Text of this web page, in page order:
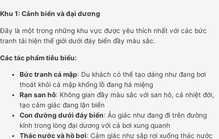
Khu 1: Cảnh biển và đại dương
Đây là một trong những khu vực được yêu thích nhất với các bức
tranh tái hiện thế giới dưới đáy biển đầy màu sắc.
Các tác phẩm tiêu biểu:
Bức tranh cá mập: Du khách có thể tạo dáng như đang bơi
thoát khỏi cá mập khổng lồ đang há miệng
Rạn san hô: Không gian đầy màu sắc với san hô, cá nhiệt đới,
tạo cảm giác đang lặn biển
Con đường dưới đáy biển: Ảo giác như đang đi trên đường
kính trong lòng đại dương với cá bơi xung quanh
Thác nước và hồ bơi: Cảm giác như sắp rơi xuống thác nước